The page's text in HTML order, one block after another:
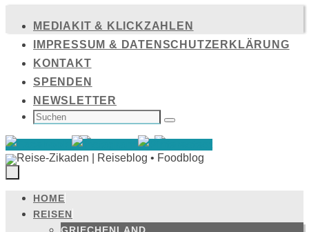
Inhalt
springen
MEDIAKIT & KLICKZAHLEN
IMPRESSUM & DATENSCHUTZERKLÄRUNG
KONTAKT
SPENDEN
NEWSLETTER
SUCHEN
NACH: Suchen
Zum
Inhalt
HOME
REISEN